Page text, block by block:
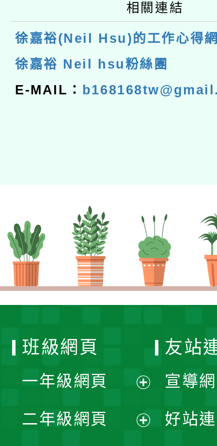
相關連結
徐嘉裕(Neil Hsu)的工作心得
徐嘉裕 Neil hsu粉絲團
E-MAIL：
班級網頁
一年級網頁
開
二年級網頁
友站
宣導
好站